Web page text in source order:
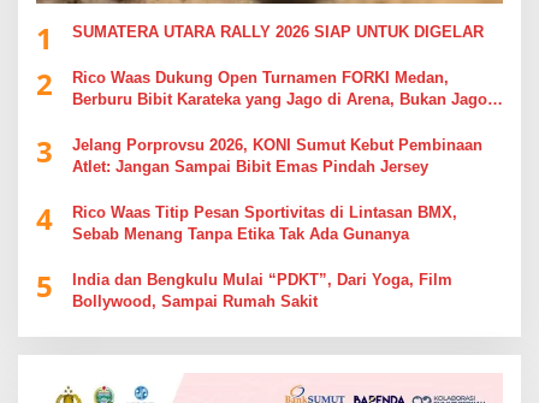
1 SUMATERA UTARA RALLY 2026 SIAP UNTUK DIGELAR
2
Rico Waas Dukung Open Turnamen FORKI Medan,
Berburu Bibit Karateka yang Jago di Arena, Bukan Jago
3
Jelang Porprovsu 2026, KONI Sumut Kebut Pembinaan
Atlet: Jangan Sampai Bibit Emas Pindah Jersey
4
Rico Waas Titip Pesan Sportivitas di Lintasan BMX,
Sebab Menang Tanpa Etika Tak Ada Gunanya
5
India dan Bengkulu Mulai “PDKT”, Dari Yoga, Film
Bollywood, Sampai Rumah Sakit